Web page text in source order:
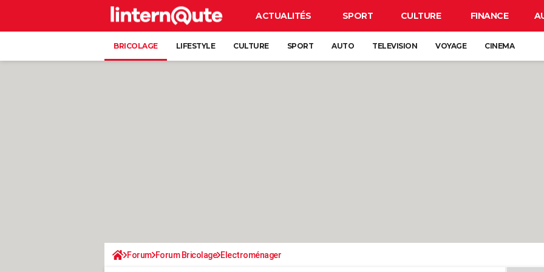
ACTUALITÉS SPORT CULTURE FINANCE
BRICOLAGE LIFESTYLE CULTURE SPORT AUTO TELEVISION VOYAGE CINEMA
Forum Forum Bricolage Electroménager